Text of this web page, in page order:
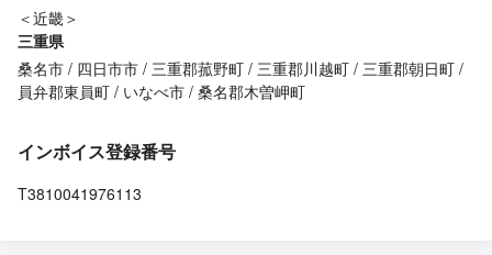
＜近畿＞
三重県
桑名市
四日市市 三重郡菰野町 三重郡川越町 三重郡朝日町
員弁郡東員町
いなべ市 桑名郡木曽岬町
インボイス登録番号
T3810041976113